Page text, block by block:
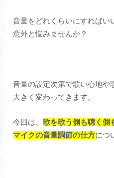
音量をどれくらいにすればい
意外と悩みませんか？
音量の設定次第で歌い心地や
大きく変わってきます。
今回は、歌を歌う側も聴く側
マイクの音量調節の仕方につ